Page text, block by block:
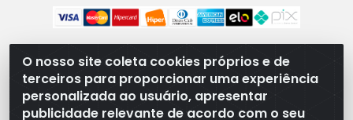
O nosso site coleta cookies próprios e de
terceiros para proporcionar uma experiência
personalizada ao usuário, apresentar
publicidade relevante de acordo com o seu
WB Componentes Automotivos LTDA - CNPJ
08.528.393/0001-12 - Rua do Níquel, 667 - Parque
Oeste Industrial, Goiânia/GO - CEP 74375-660